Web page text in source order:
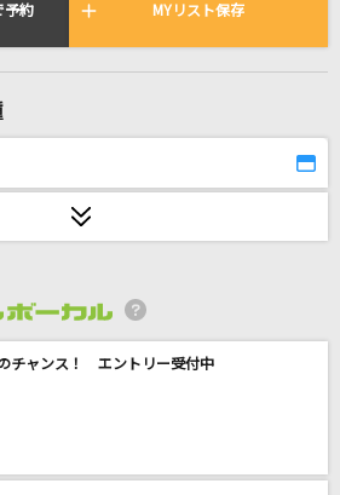
血の運命～
予約 MYリスト保存
チャンス！ エントリー受付中